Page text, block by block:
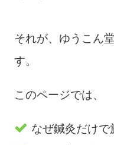
それが、ゆうこん
す。
このページでは、
なぜ鍼灸だけで